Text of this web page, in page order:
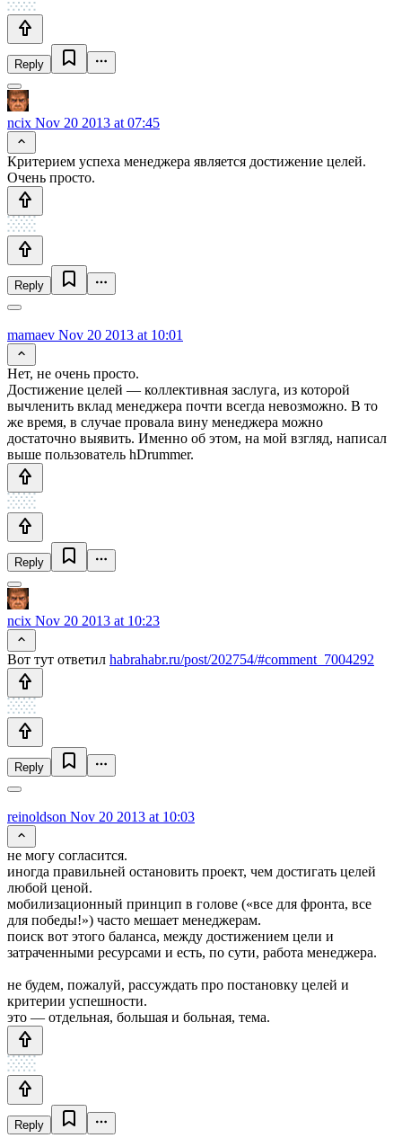
Reply
ncix Nov 20 2013 at 07:45
Критерием успеха менеджера является достижение целей.
Очень просто.
Reply
mamaev Nov 20 2013 at 10:01
Нет, не очень просто.
Достижение целей — коллективная заслуга, из которой
вычленить вклад менеджера почти всегда невозможно. В то
же время, в случае провала вину менеджера можно
достаточно выявить. Именно об этом, на мой взгляд, написал
выше пользователь hDrummer.
Reply
ncix Nov 20 2013 at 10:23
Вот тут ответил habrahabr.ru/post/202754/#comment_7004292
Reply
reinoldson Nov 20 2013 at 10:03
не могу согласится.
иногда правильней остановить проект, чем достигать целей
любой ценой.
мобилизационный принцип в голове («все для фронта, все
для победы!») часто мешает менеджерам.
поиск вот этого баланса, между достижением цели и
затраченными ресурсами и есть, по сути, работа менеджера.
не будем, пожалуй, рассуждать про постановку целей и
критерии успешности.
это — отдельная, большая и больная, тема.
Reply